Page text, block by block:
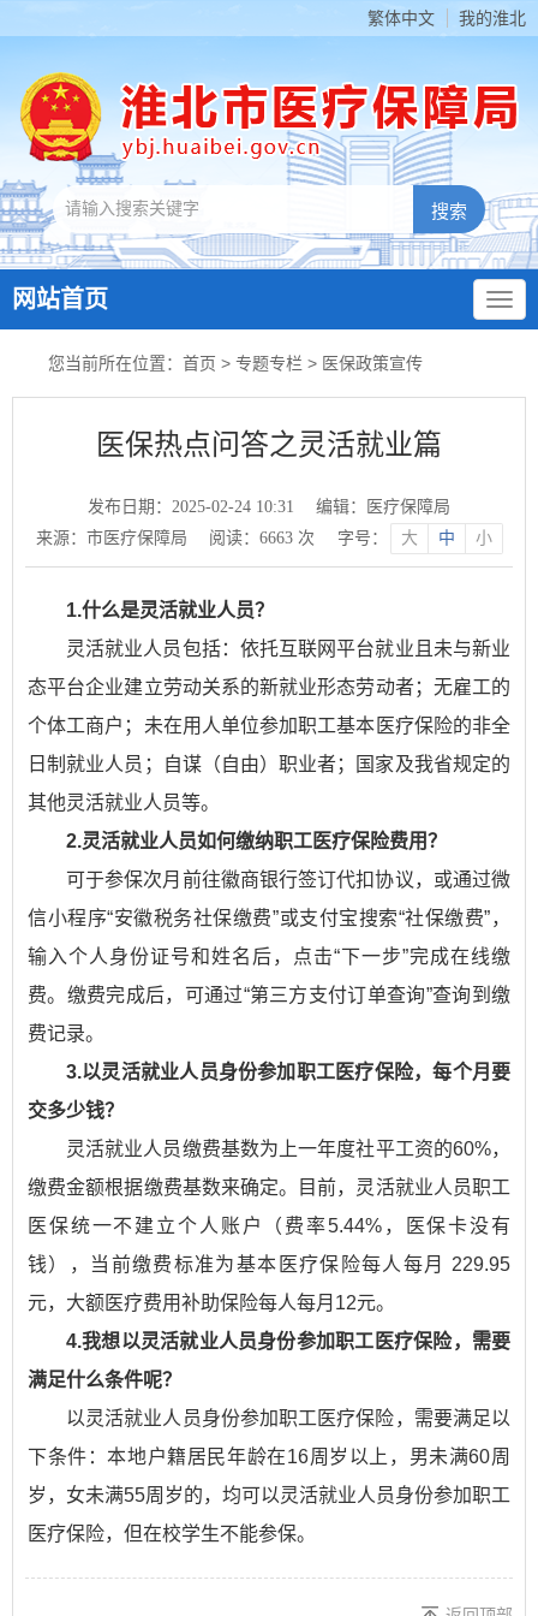
繁体中文 我的淮北
网站首页
您当前所在位置： 首页 > 专题专栏 > 医保政策宣传
医保热点问答之灵活就业篇
发布日期：2025-02-24 10:31
编辑：医疗保障局
来源：市医疗保障局
阅读： 6663次 字号： 大 中 小
1.什么是灵活就业人员？
灵活就业人员包括：依托互联网平台就业且未与新业
态平台企业建立劳动关系的新就业形态劳动者；无雇工的
个体工商户；未在用人单位参加职工基本医疗保险的非全
日制就业人员；自谋（自由）职业者；国家及我省规定的
其他灵活就业人员等。
2.灵活就业人员如何缴纳职工医疗保险费用？
可于参保次月前往徽商银行签订代扣协议，或通过微
信小程序“安徽税务社保缴费”或支付宝搜索“社保缴费”，
输入个人身份证号和姓名后，点击“下一步”完成在线缴
费。缴费完成后，可通过“第三方支付订单查询”查询到缴
费记录。
3.以灵活就业人员身份参加职工医疗保险，每个月要
交多少钱？
灵活就业人员缴费基数为上一年度社平工资的60%，
缴费金额根据缴费基数来确定。目前，灵活就业人员职工
医保统一不建立个人账户（费率5.44%，医保卡没有
钱），当前缴费标准为基本医疗保险每人每月 229.95
元，大额医疗费用补助保险每人每月12元。
4.我想以灵活就业人员身份参加职工医疗保险，需要
满足什么条件呢？
以灵活就业人员身份参加职工医疗保险，需要满足以
下条件：本地户籍居民年龄在16周岁以上，男未满60周
岁，女未满55周岁的，均可以灵活就业人员身份参加职工
医疗保险，但在校学生不能参保。